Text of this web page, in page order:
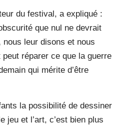
du festival, a expliqué :
que nul ne devrait
leur disons et nous
peut réparer ce que la guerre
qui mérite d’être
la possibilité de dessiner
jeu et l’art, c’est bien plus